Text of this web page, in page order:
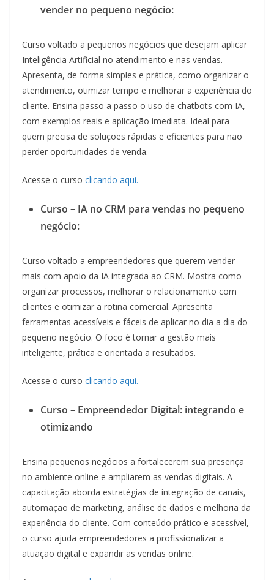
vender no pequeno negócio:
Curso voltado a pequenos negócios que desejam aplicar
Inteligência Artificial no atendimento e nas vendas.
Apresenta, de forma simples e prática, como organizar o
atendimento, otimizar tempo e melhorar a experiência do
cliente. Ensina passo a passo o uso de chatbots com IA,
com exemplos reais e aplicação imediata. Ideal para
quem precisa de soluções rápidas e eficientes para não
perder oportunidades de venda.
Acesse o curso clicando aqui.
Curso – IA no CRM para vendas no pequeno
negócio:
Curso voltado a empreendedores que querem vender
mais com apoio da IA integrada ao CRM. Mostra como
organizar processos, melhorar o relacionamento com
clientes e otimizar a rotina comercial. Apresenta
ferramentas acessíveis e fáceis de aplicar no dia a dia do
pequeno negócio. O foco é tornar a gestão mais
inteligente, prática e orientada a resultados.
Acesse o curso clicando aqui.
Curso – Empreendedor Digital: integrando e
otimizando
Ensina pequenos negócios a fortalecerem sua presença
no ambiente online e ampliarem as vendas digitais. A
capacitação aborda estratégias de integração de canais,
automação de marketing, análise de dados e melhoria da
experiência do cliente. Com conteúdo prático e acessível,
o curso ajuda empreendedores a profissionalizar a
atuação digital e expandir as vendas online.